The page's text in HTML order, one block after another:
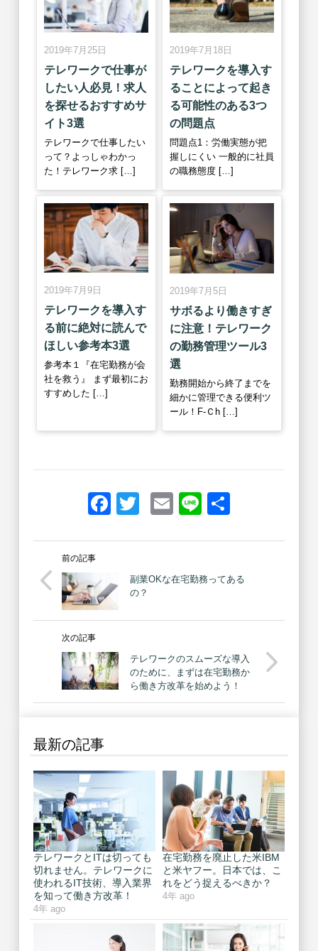
2019年7月25日
テレワークで仕事が
したい人必見！求人
を探せるおすすめサ
イト3選
テレワークで仕事したい
って？よっしゃわかっ
た！テレワーク求 […]
2019年7月18日
テレワークを導入す
ることによって起き
る可能性のある3つ
の問題点
問題点1：労働実態が把
握しにくい 一般的に社員
の職務態度 […]
2019年7月9日
テレワークを導入す
る前に絶対に読んで
ほしい参考本3選
参考本１『在宅勤務が会
社を救う』 まず最初にお
すすめした […]
2019年7月5日
サボるより働きすぎ
に注意！テレワーク
の勤務管理ツール3
選
勤務開始から終了までを
細かに管理できる便利ツ
ール！F-Ｃh […]
Facebook
TwitterEmail
Line
前の記事
副業OKな在宅勤務ってある
の？
次の記事
テレワークのスムーズな導入
のために、まずは在宅勤務か
ら働き方改革を始めよう！
最新の記事
テレワークとITは切っても
切れません。テレワークに
使われるIT技術、導入業界
を知って働き方改革！
4年 ago
在宅勤務を廃止した米IBM
と米ヤフー。日本では、こ
れをどう捉えるべきか？
4年 ago